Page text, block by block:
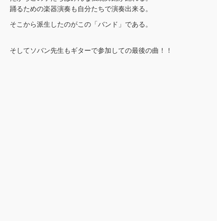
踊るための楽器演奏も自分たちで演奏出来る。
そこから派生したのがこの「バンド」である。
そしてソバン先生もギターで参加しての最後の曲！！